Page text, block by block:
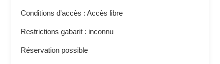
Conditions d'accès : Accès libre
Restrictions gabarit : inconnu
Réservation possible